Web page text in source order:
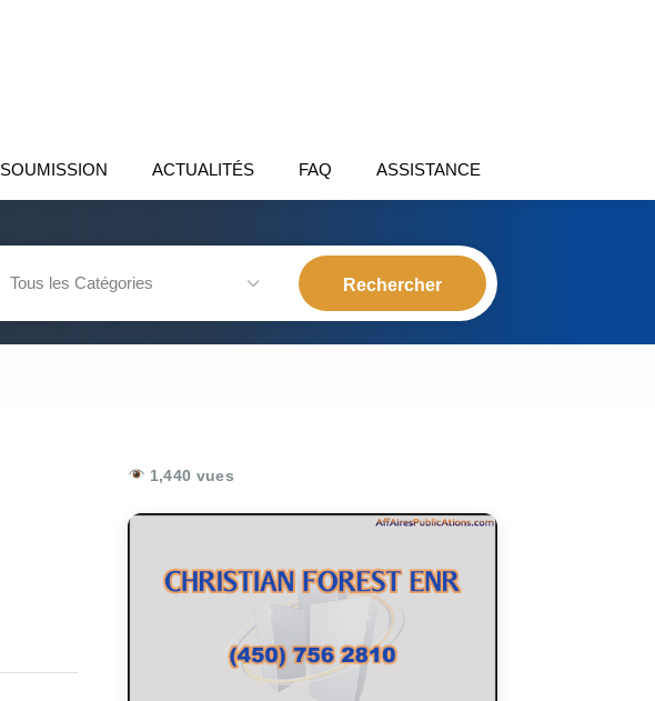
SOUMISSION ACTUALITÉS FAQ ASSISTANCE
Tous les Catégories
1,440 vues